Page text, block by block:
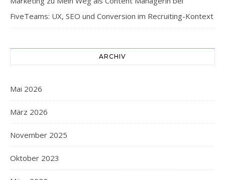
FiveTeams: UX, SEO und Conversion im Recruiting-Kontext
ARCHIV
Mai 2026
März 2026
November 2025
Oktober 2023